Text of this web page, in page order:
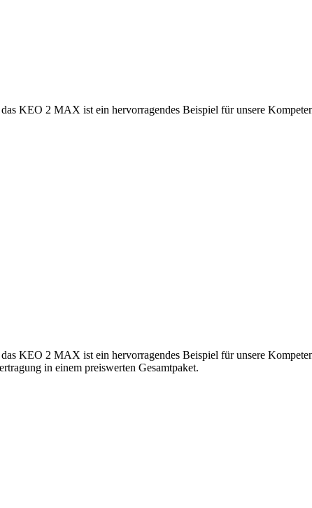
KEO 2 MAX ist ein hervorragendes Beispiel für unsere
KEO 2 MAX ist ein hervorragendes Beispiel für unsere
in einem preiswerten Gesamtpaket.